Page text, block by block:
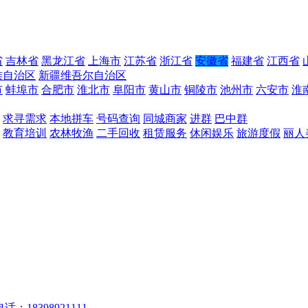
吉林省 黑龙江省 上海市 江苏省 浙江省 安徽省 福建省 江西省
治区 新疆维吾尔自治区
蚌埠市 合肥市 淮北市 阜阳市 黄山市 铜陵市 池州市 六安市 淮
求寻需求 本地拼车 号码查询 同城商家 进群 巴中群
教育培训 农林牧渔 二手回收 租赁服务 休闲娱乐 旅游度假 丽人